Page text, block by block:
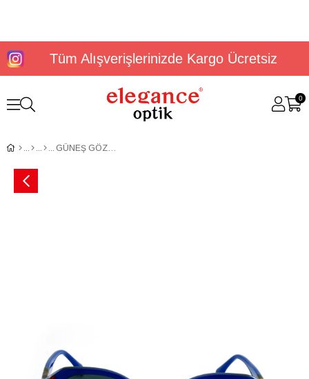
Tüm Alışverişlerinizde Kargo Ücretsiz
0
GÜNEŞ GÖZLÜĞÜ U.S. POLO ASSN. USS 0249 C3